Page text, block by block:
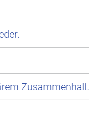
Zusammenhalt.